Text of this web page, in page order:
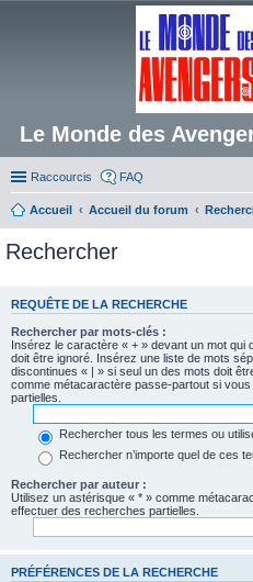
Le Monde des
Raccourcis FAQ
Accueil Accueil du forum
Rechercher
REQUÊTE DE LA RECHERCHE
Rechercher par mots-clés :
Insérez le caractère « + » devant un mot qui
doit être ignoré. Insérez une liste de mots
discontinues « | » si seul un des mots doit
comme métacaractère passe-partout si
partielles.
Rechercher tous les termes ou
Rechercher n’importe quel de ces
Rechercher par auteur :
Utilisez un astérisque « * » comme
effectuer des recherches partielles.
PRÉFÉRENCES DE LA RECHERCHE